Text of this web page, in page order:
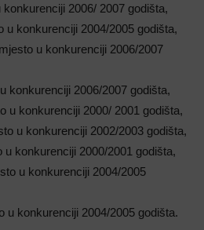
2006/ 2007 godišta,
u konkurenciji 2004/2005 godišta,
u konkurenciji 2006/2007
konkurenciji 2006/2007 godišta,
u konkurenciji 2000/ 2001 godišta,
u konkurenciji 2002/2003 godišta,
u konkurenciji 2000/2001 godišta,
u konkurenciji 2004/2005
u konkurenciji 2004/2005 godišta.